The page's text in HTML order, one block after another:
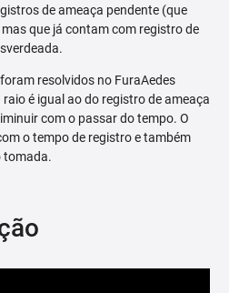
de ameaça pendente (que
que já contam com registro de
resolvidos no FuraAedes
é igual ao do registro de ameaça
com o passar do tempo. O
o tempo de registro e também
tomada.